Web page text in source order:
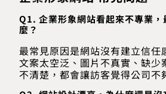
Q1. 企業形象網站看起來不專業，
麼？
最常見原因是網站沒有建立信任
文案太空泛、圖片不真實、缺少
不清楚，都會讓訪客覺得公司不